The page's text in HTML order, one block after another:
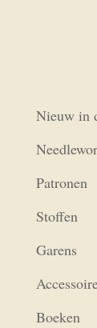
Nieuw in
Patronen
Stoffen
Garens
Boeken